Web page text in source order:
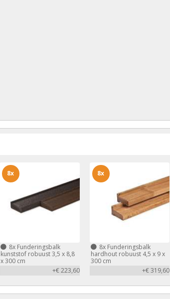
8xFunderingsbalk
kunststof robuust 3,5 x 8,8
x 300 cm
+€ 223,60
8x
8xFunderingsbalk
hardhout robuust 4,5 x 9 x
300 cm
+€ 319,60
8x